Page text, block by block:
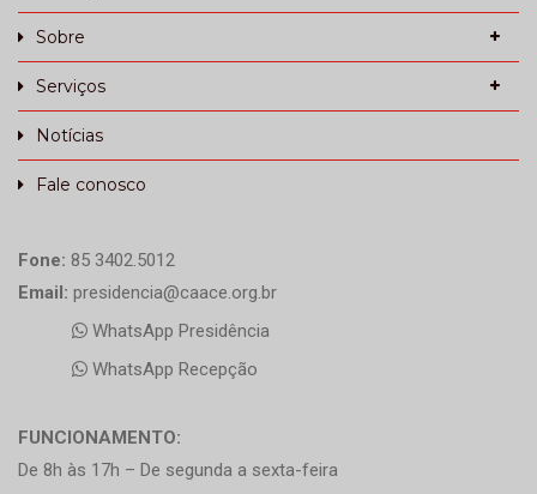
Sobre
Serviços
Notícias
Fale conosco
Fone: 85 3402.5012
Email: presidencia@caace.org.br
WhatsApp Presidência
WhatsApp Recepção
FUNCIONAMENTO:
De 8h às 17h – De segunda a sexta-feira